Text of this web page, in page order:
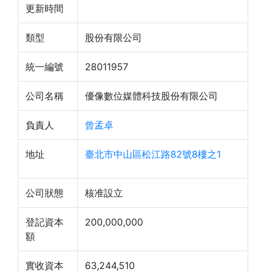
更新時間
類型 股份有限公司
統一編號 28011957
公司名稱 優像數位媒體科技股份有限公司
負責人 曾孟卓
地址 臺北市中山區松江路82號8樓之1
公司狀態 核准設立
登記資本
額
200,000,000
實收資本
63,244,510